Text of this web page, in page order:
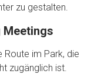
zu gestalten.
Route im Park, die
zugänglich ist.